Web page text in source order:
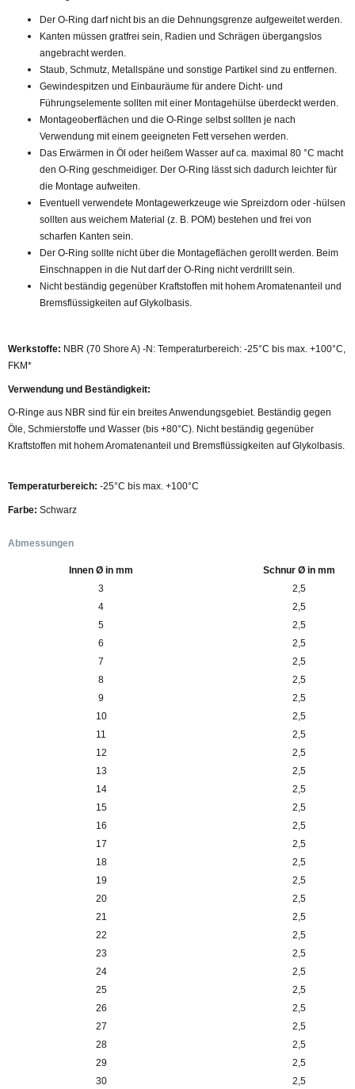
Der O-Ring darf nicht bis an die Dehnungsgrenze aufgeweitet werden.
Kanten müssen gratfrei sein, Radien und Schrägen übergangslos
angebracht werden.
Staub, Schmutz, Metallspäne und sonstige Partikel sind zu entfernen.
Gewindespitzen und Einbauräume für andere Dicht- und
Führungselemente sollten mit einer Montagehülse überdeckt werden.
Montageoberflächen und die O-Ringe selbst sollten je nach
Verwendung mit einem geeigneten Fett versehen werden.
Das Erwärmen in Öl oder heißem Wasser auf ca. maximal 80 °C macht
den O-Ring geschmeidiger. Der O-Ring lässt sich dadurch leichter für
die Montage aufweiten.
Eventuell verwendete Montagewerkzeuge wie Spreizdorn oder -hülsen
sollten aus weichem Material (z. B. POM) bestehen und frei von
scharfen Kanten sein.
Der O-Ring sollte nicht über die Montageflächen gerollt werden. Beim
Einschnappen in die Nut darf der O-Ring nicht verdrillt sein.
Nicht beständig gegenüber Kraftstoffen mit hohem Aromatenanteil und
Bremsflüssigkeiten auf Glykolbasis.
Werkstoffe: NBR (70 Shore A) -N: Temperaturbereich: -25°C bis max. +100°C,
FKM*
Verwendung und Beständigkeit:
O-Ringe aus NBR sind für ein breites Anwendungsgebiet. Beständig gegen
Öle, Schmierstoffe und Wasser (bis +80°C). Nicht beständig gegenüber
Kraftstoffen mit hohem Aromatenanteil und Bremsflüssigkeiten auf Glykolbasis.
Temperaturbereich: -25°C bis max. +100°C
Farbe: Schwarz
Abmessungen
Innen Ø in mm
Schnur Ø in mm
3
2,5
4
2,5
5
2,5
6
2,5
7
2,5
8
2,5
9
2,5
10
2,5
11
2,5
12
2,5
13
2,5
14
2,5
15
2,5
16
2,5
17
2,5
18
2,5
19
2,5
20
2,5
21
2,5
22
2,5
23
2,5
24
2,5
25
2,5
26
2,5
27
2,5
28
2,5
29
2,5
30
2,5